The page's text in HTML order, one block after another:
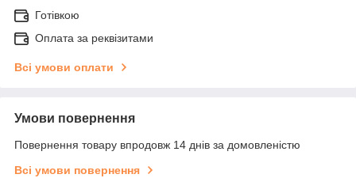
Готівкою
Оплата за реквізитами
Всі умови оплати
Умови повернення
Повернення товару впродовж 14 днів за домовленістю
Всі умови повернення